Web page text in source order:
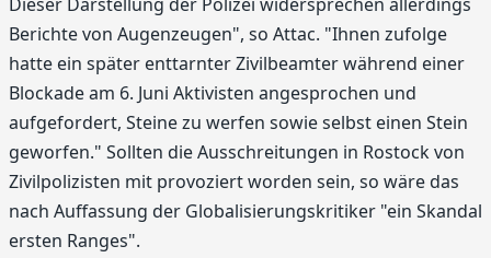
Berichte von Augenzeugen", so Attac. "Ihnen zufolge
hatte ein später enttarnter Zivilbeamter während einer
Blockade am 6. Juni Aktivisten angesprochen und
aufgefordert, Steine zu werfen sowie selbst einen Stein
geworfen." Sollten die Ausschreitungen in Rostock von
Zivilpolizisten mit provoziert worden sein, so wäre das
nach Auffassung der Globalisierungskritiker "ein Skandal
ersten Ranges".